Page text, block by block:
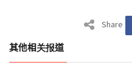
Share
其他相关报道